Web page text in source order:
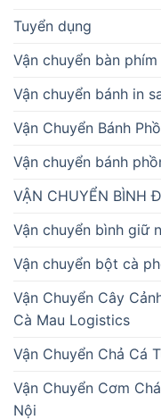
Tuyển dụng
Vận chuyển bàn phím
Vận chuyển bánh in
Vận Chuyển Bánh
Vận chuyển bánh
VẬN CHUYỂN BÌNH
Vận chuyển bình giữ
Vận chuyển bột cà
Vận Chuyển Cây
Cà Mau Logistics
Vận Chuyển Chả Cá
Vận Chuyển Cơm
Nội